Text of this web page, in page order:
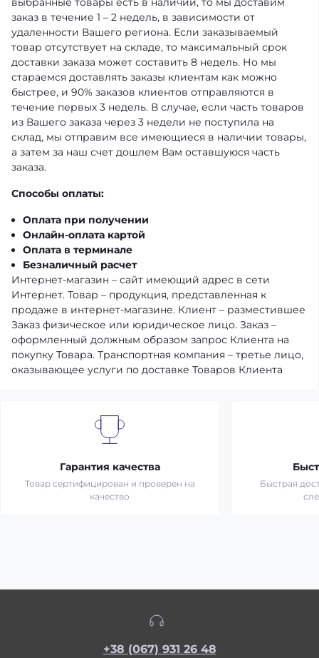
заказ в течение 1 – 2 недель, в зависимости от
удаленности Вашего региона. Если заказываемый
товар отсутствует на складе, то максимальный срок
доставки заказа может составить 8 недель. Но мы
стараемся доставлять заказы клиентам как можно
быстрее, и 90% заказов клиентов отправляются в
течение первых 3 недель. В случае, если часть товаров
из Вашего заказа через 3 недели не поступила на
склад, мы отправим все имеющиеся в наличии товары,
а затем за наш счет дошлем Вам оставшуюся часть
заказа.
Способы оплаты:
Оплата при получении
Онлайн-оплата картой
Оплата в терминале
Безналичный расчет
Интернет-магазин – сайт имеющий адрес в сети
Интернет. Товар – продукция, представленная к
продаже в интернет-магазине. Клиент – разместившее
Заказ физическое или юридическое лицо. Заказ –
оформленный должным образом запрос Клиента на
покупку Товара. Транспортная компания – третье лицо,
оказывающее услуги по доставке Товаров Клиента
Гарантия качества
Товар сертифицирован и проверен на
качество
Быстрая
+38 (067) 931 26 48